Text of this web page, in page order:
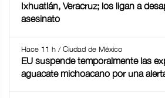
Ixhuatlán, Veracruz; los ligan a
asesinato
Hace 11 h / Ciudad de México
EU suspende temporalmente las
aguacate michoacano por una